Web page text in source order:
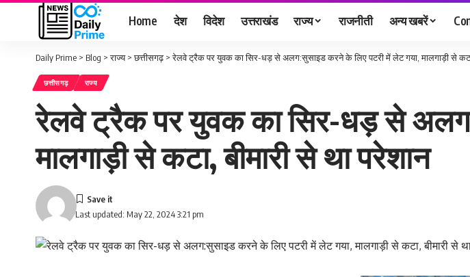
Home देश विदेश उत्तराखंड राज्य राजनीती अन्य खबरें
Daily Prime > Blog >राज्य>छत्तीसगढ़>रेलवे ट्रैक पर युवक का सिर-धड़ से अलग:सुसाइड करने के लिए पटरी में लेट गया, मालगाड़ी से कटा,
छत्तीसगढ़ राज्य
रेलवे ट्रैक पर युवक का सिर-धड़ से
मालगाड़ी से कटा, बीमारी से था परेशान
Last updated: May 22, 2024 3:21 pm